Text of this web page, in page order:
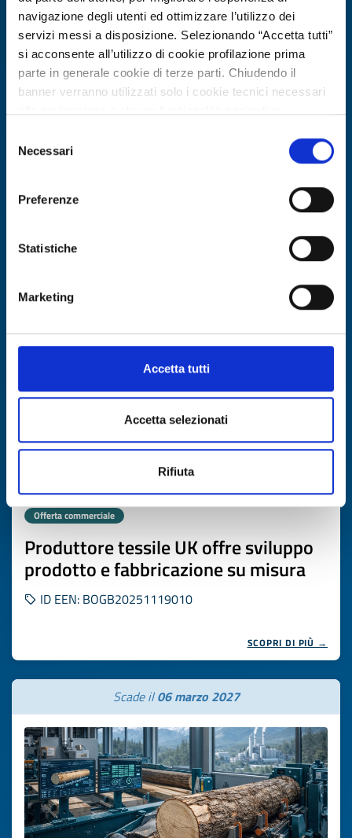
navigazione degli utenti ed ottimizzare l’utilizzo dei
servizi messi a disposizione. Selezionando “Accetta tutti”
si acconsente all’utilizzo di cookie profilazione prima
parte in generale cookie di terze parti. Chiudendo il
banner verranno utilizzati solo i cookie tecnici necessari
Per conoscere i dettagli, consulta la nostra cookie policy.
https://www.openinnovation.regione.lombardia.it/it/co
https://www.openinnovation.regione.lombardia.it/it/pr
delNecessari
Preferenze
Statistiche
Marketing
Accetta tutti
Accetta selezionati
Rifiuta
Azienda polacca di lavorazioni CNC e
utensileria cerca partner industriali
SCOPRI DI PIÙ →
Offerta commerciale
Produttore tessile UK offre sviluppo
prodotto e fabbricazione su misura
ID EEN: BOGB20251119010
SCOPRI DI PIÙ →
Scade il06 marzo 2027